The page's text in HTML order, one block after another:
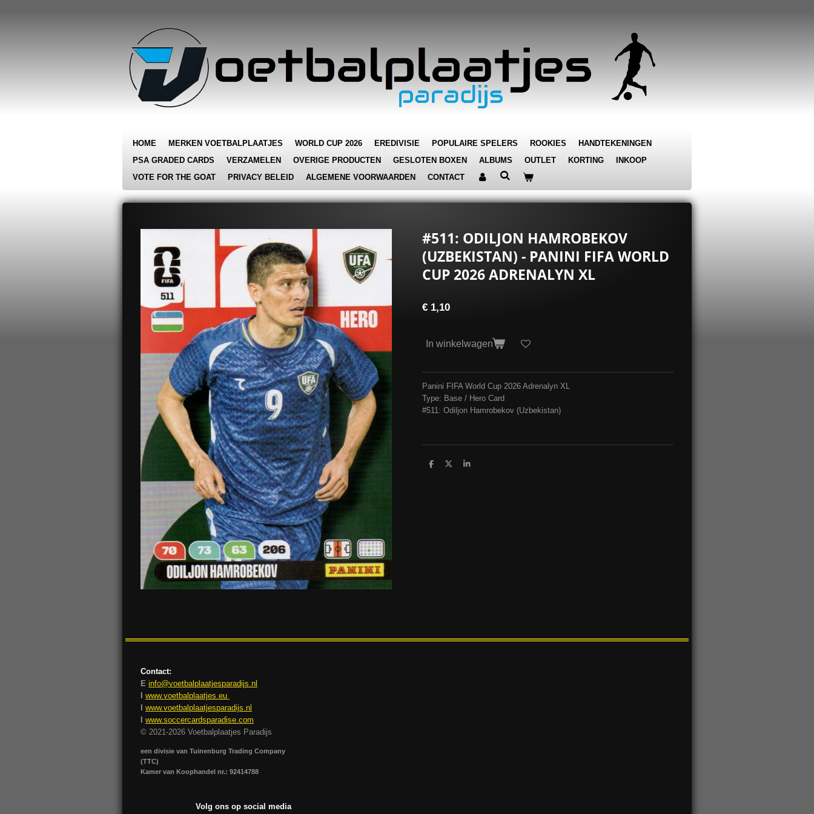
HOME MERKEN VOETBALPLAATJES WORLD CUP 2026 EREDIVISIE POPULAIRE SPELERS ROOKIES
HANDTEKENINGEN
PSA GRADED CARDS
VERZAMELEN OVERIGE PRODUCTEN GESLOTEN BOXEN ALBUMS OUTLET KORTING
INKOOP
VOTE FOR THE GOAT
PRIVACY BELEID ALGEMENE VOORWAARDEN CONTACT
#511: ODILJON HAMROBEKOV
(UZBEKISTAN) - PANINI FIFA WORLD
CUP 2026 ADRENALYN XL
€ 1,10
In winkelwagen
Panini FIFA World Cup 2026 Adrenalyn XL
Type: Base / Hero Card
#511: Odiljon Hamrobekov (Uzbekistan)
D
D
S
Contact:
E info@voetbalplaatjesparadijs.nl
I www.voetbalplaatjes.eu
I www.voetbalplaatjesparadijs.nl
I www.soccercardsparadise.com
© 2021-2026 Voetbalplaatjes Paradijs
een divisie van Tuinenburg Trading Company
(TTC)
Kamer van Koophandel nr.: 92414788
Volg ons op social media